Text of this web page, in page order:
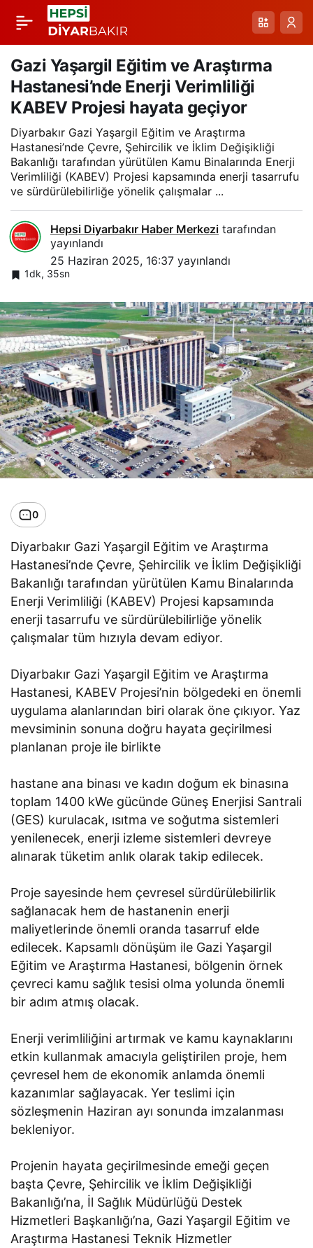
Gazi Yaşargil Eğitim ve Araştırma
Hastanesi’nde Enerji Verimliliği
KABEV Projesi hayata geçiyor
Diyarbakır Gazi Yaşargil Eğitim ve Araştırma
Hastanesi’nde Çevre, Şehircilik ve İklim Değişikliği
Bakanlığı tarafından yürütülen Kamu Binalarında Enerji
Verimliliği (KABEV) Projesi kapsamında enerji tasarrufu
ve sürdürülebilirliğe yönelik çalışmalar ...
Hepsi Diyarbakır Haber Merkezi tarafından
yayınlandı
25 Haziran 2025, 16:37 yayınlandı
1dk, 35sn
0
Diyarbakır Gazi Yaşargil Eğitim ve Araştırma
Hastanesi’nde Çevre, Şehircilik ve İklim Değişikliği
Bakanlığı tarafından yürütülen Kamu Binalarında
Enerji Verimliliği (KABEV) Projesi kapsamında
enerji tasarrufu ve sürdürülebilirliğe yönelik
çalışmalar tüm hızıyla devam ediyor.
Diyarbakır Gazi Yaşargil Eğitim ve Araştırma
Hastanesi, KABEV Projesi’nin bölgedeki en önemli
uygulama alanlarından biri olarak öne çıkıyor. Yaz
mevsiminin sonuna doğru hayata geçirilmesi
planlanan proje ile birlikte
hastane ana binası ve kadın doğum ek binasına
toplam 1400 kWe gücünde Güneş Enerjisi Santrali
(GES) kurulacak, ısıtma ve soğutma sistemleri
yenilenecek, enerji izleme sistemleri devreye
alınarak tüketim anlık olarak takip edilecek.
Proje sayesinde hem çevresel sürdürülebilirlik
sağlanacak hem de hastanenin enerji
maliyetlerinde önemli oranda tasarruf elde
edilecek. Kapsamlı dönüşüm ile Gazi Yaşargil
Eğitim ve Araştırma Hastanesi, bölgenin örnek
çevreci kamu sağlık tesisi olma yolunda önemli
bir adım atmış olacak.
Enerji verimliliğini artırmak ve kamu kaynaklarını
etkin kullanmak amacıyla geliştirilen proje, hem
çevresel hem de ekonomik anlamda önemli
kazanımlar sağlayacak. Yer teslimi için
sözleşmenin Haziran ayı sonunda imzalanması
bekleniyor.
Projenin hayata geçirilmesinde emeği geçen
başta Çevre, Şehircilik ve İklim Değişikliği
Bakanlığı’na, İl Sağlık Müdürlüğü Destek
Hizmetleri Başkanlığı’na, Gazi Yaşargil Eğitim ve
Araştırma Hastanesi Teknik Hizmetler
Gezici Çocuk Tiyatro
Günleri Ergani, Hazro
ve Hani’de çocuklarla
buluştu
Paylaş